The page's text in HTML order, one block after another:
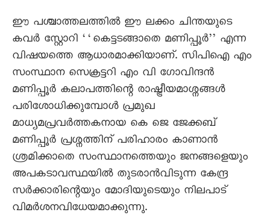
ഈ പശ്ചാത്തലത്തിൽ ഈ ലക്കം ചിന്തയുടെ
കവർ സ്റ്റോറി ‘‘കെട്ടടങ്ങാതെ മണിപ്പൂർ’’ എന്ന
വിഷയത്തെ ആധാരമാക്കിയാണ്. സിപിഐ എം
സംസ്ഥാന സെക്രട്ടറി എം വി ഗോവിന്ദൻ
മണിപ്പൂർ കലാപത്തിന്റെ രാഷ്ട്രീയമാശ്നങ്ങൾ
പരിശോധിക്കുമ്പോൾ പ്രമുഖ
മാധ്യമപ്രവർത്തകനായ കെ ജെ ജേക്കബ്
മണിപ്പൂർ പ്രശ്നത്തിന് പരിഹാരം കാണാൻ
ശ്രമിക്കാതെ സംസ്ഥാനത്തെയും ജനങ്ങളെയും
അപകടാവസ്ഥയിൽ തുടരാൻവിടുന്ന കേന്ദ്ര
സർക്കാരിന്റെയും മോദിയുടെയും നിലപാട്
വിമർശനവിധേയമാക്കുന്നു.